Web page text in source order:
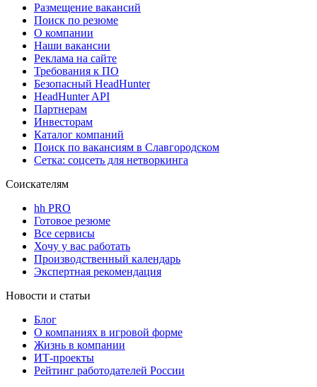
Размещение вакансий
Поиск по резюме
О компании
Наши вакансии
Реклама на сайте
Требования к ПО
Безопасный HeadHunter
HeadHunter API
Партнерам
Инвесторам
Каталог компаний
Поиск по вакансиям в Славгородском
Сетка: соцсеть для нетворкинга
Соискателям
hh PRO
Готовое резюме
Все сервисы
Хочу у вас работать
Производственный календарь
Экспертная рекомендация
Новости и статьи
Блог
О компаниях в игровой форме
Жизнь в компании
ИТ-проекты
Рейтинг работодателей России